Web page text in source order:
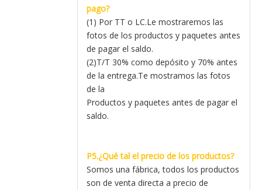
pago?
(1) Por TT o LC.Le mostraremos las
fotos de los productos y paquetes antes
de pagar el saldo.
(2)T/T 30% como depósito y 70% antes
de la entrega.Te mostramos las fotos
de la
Productos y paquetes antes de pagar el
saldo.
P5.¿Qué tal el precio de los productos?
Somos una fábrica, todos los productos
son de venta directa a precio de